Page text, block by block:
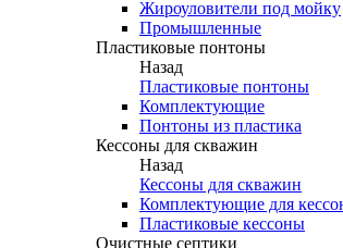
Жироуловители под мойку
Промышленные
Пластиковые понтоны
Назад
Пластиковые понтоны
Комплектующие
Понтоны из пластика
Кессоны для скважин
Назад
Кессоны для скважин
Комплектующие для
Пластиковые кессоны
Очистные септики